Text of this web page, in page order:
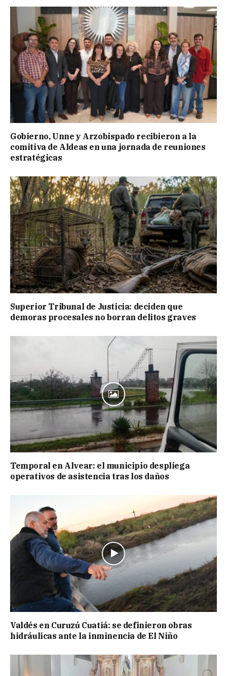
Gobierno, Unne y Arzobispado recibieron a la
comitiva de Aldeas en una jornada de reuniones
estratégicas
Superior Tribunal de Justicia: deciden que
demoras procesales no borran delitos graves
Temporal en Alvear: el municipio despliega
operativos de asistencia tras los daños
Valdés en Curuzú Cuatiá: se definieron obras
hidráulicas ante la inminencia de El Niño